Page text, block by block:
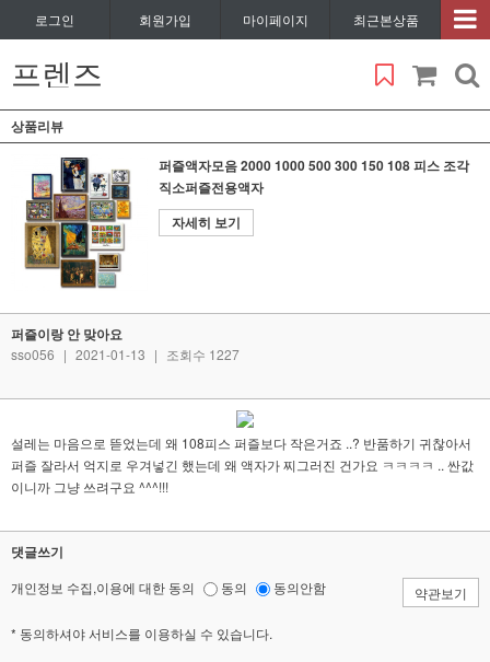
로그인 회원가입 마이페이지 최근본상품
프렌즈
상품리뷰
퍼즐액자모음 2000 1000 500 300 150 108 피스 조각
직소퍼즐전용액자
자세히 보기
퍼즐이랑 안 맞아요
sso056 | 2021-01-13 | 조회수 1227
설레는 마음으로 뜯었는데 왜 108피스 퍼즐보다 작은거죠 ..? 반품하기 귀찮아서
퍼즐 잘라서 억지로 우겨넣긴 했는데 왜 액자가 찌그러진 건가요 ㅋㅋㅋㅋ .. 싼값
이니까 그냥 쓰려구요 ^^^!!!
댓글쓰기
개인정보 수집,이용에 대한 동의 동의 동의안함 약관보기
* 동의하셔야 서비스를 이용하실 수 있습니다.